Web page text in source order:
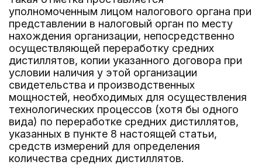
уполномоченным лицом налогового органа при
представлении в налоговый орган по месту
нахождения организации, непосредственно
осуществляющей переработку средних
дистиллятов, копии указанного договора при
условии наличия у этой организации
свидетельства и производственных
мощностей, необходимых для осуществления
технологических процессов (хотя бы одного
вида) по переработке средних дистиллятов,
указанных в пункте 8 настоящей статьи,
средств измерений для определения
количества средних дистиллятов.